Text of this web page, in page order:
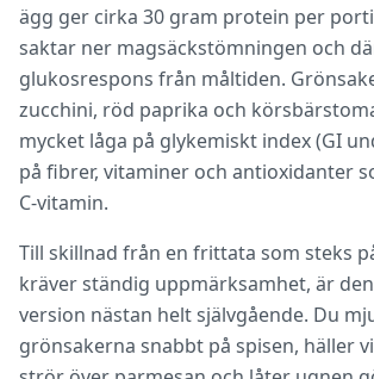
ägg ger cirka 30 gram protein per
saktar ner magsäckstömningen och
glukosrespons från måltiden.
zucchini, röd paprika och
mycket låga på glykemiskt index (GI
på fibrer, vitaminer och antioxidanter
C-vitamin.
Till skillnad från en frittata som steks
kräver ständig uppmärksamhet, är
version nästan helt självgående. Du
grönsakerna snabbt på spisen, häller